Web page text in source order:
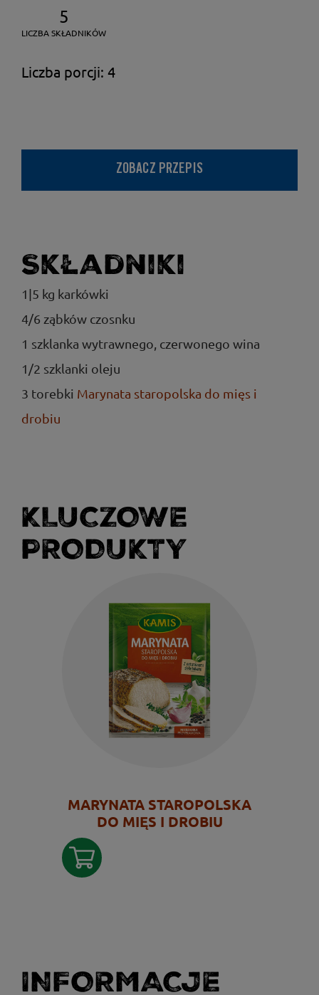
5
LICZBA SKŁADNIKÓW
Liczba porcji: 4
ZOBACZ PRZEPIS
Składniki
1|5 kg karkówki
4/6 ząbków czosnku
1 szklanka wytrawnego, czerwonego wina
1/2 szklanki oleju
3 torebki Marynata staropolska do mięs i
drobiu
KLUCZOWE
PRODUKTY
MARYNATA STAROPOLSKA
DO MIĘS I DROBIU
INFORMACJE